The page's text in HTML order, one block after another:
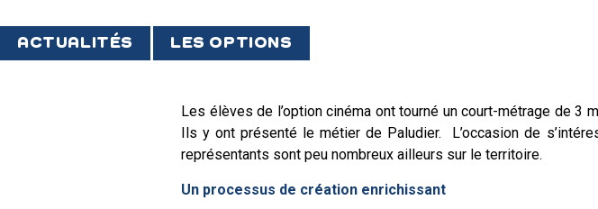
ACTUALITÉS LES OPTIONS
Les élèves de l’option cinéma ont tourné un court-métrage de
Ils y ont présenté le métier de Paludier. L’occasion de
représentants sont peu nombreux ailleurs sur le territoire.
Un processus de création enrichissant